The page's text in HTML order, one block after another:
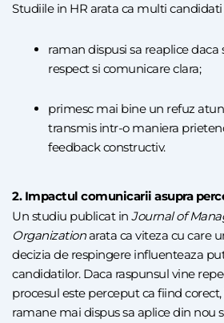
Studiile in HR arata ca multi
raman dispusi sa reaplice daca
respect si comunicare clara;
primesc mai bine un refuz
transmis intr-o maniera
feedback constructiv.
2. Impactul comunicarii asupra
Un studiu publicat in Journal of
Organizationarata ca viteza cu care
decizia de respingere influenteaza
candidatilor. Daca raspunsul vine
procesul este perceput ca fiind
ramane mai dispus sa aplice din nou